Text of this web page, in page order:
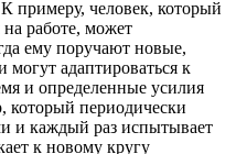
примеру, человек, который
работе, может
ему поручают новые,
могут адаптироваться к
и определенные усилия
который периодически
и каждый раз испытывает
к новому кругу